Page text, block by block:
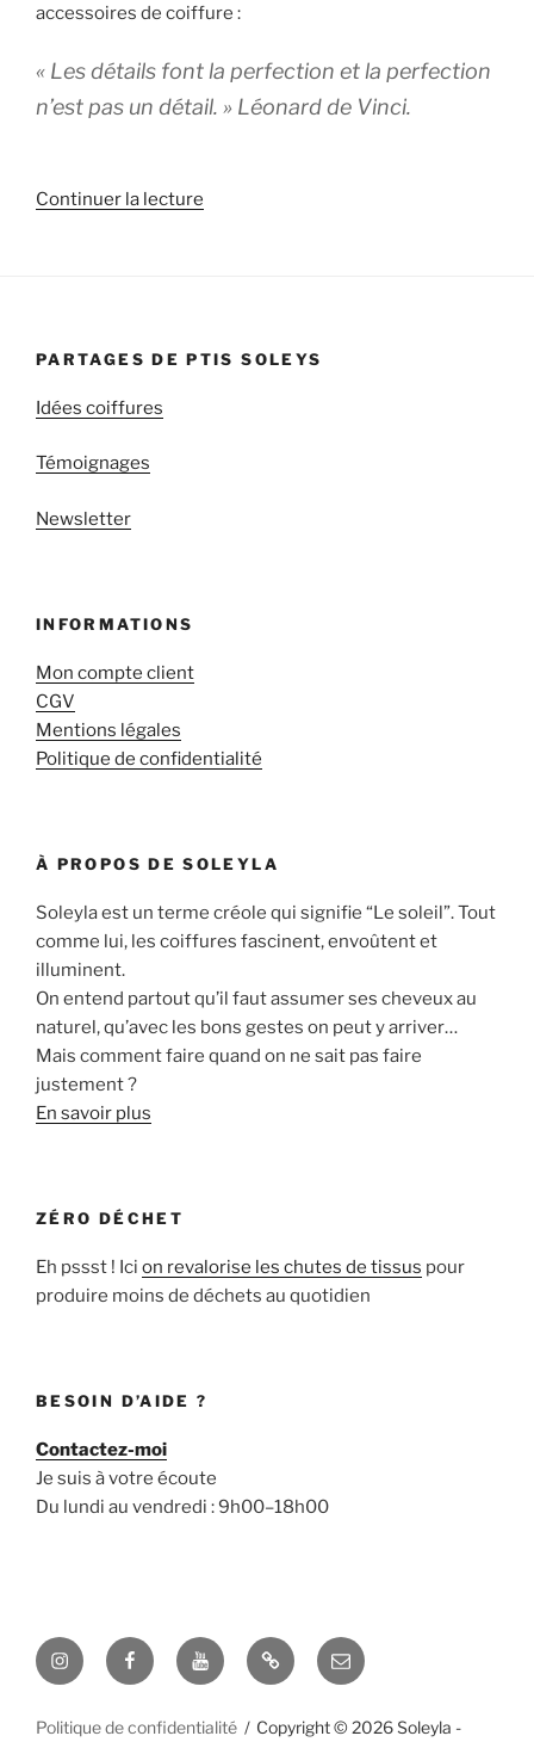
accessoires de coiffure :
« Les détails font la perfection et la perfection
n’est pas un détail. » Léonard de Vinci.
Continuer la lecture
PARTAGES DE PTIS SOLEYS
Idées coiffures
Témoignages
Newsletter
INFORMATIONS
Mon compte client
CGV
Mentions légales
Politique de confidentialité
À PROPOS DE SOLEYLA
Soleyla est un terme créole qui signifie “Le soleil”. Tout
comme lui, les coiffures fascinent, envoûtent et
illuminent.
On entend partout qu’il faut assumer ses cheveux au
naturel, qu’avec les bons gestes on peut y arriver…
Mais comment faire quand on ne sait pas faire
justement ?
En savoir plus
ZÉRO DÉCHET
Eh pssst ! Ici on revalorise les chutes de tissus pour
produire moins de déchets au quotidien
BESOIN D’AIDE ?
Contactez-moi
Je suis à votre écoute
Du lundi au vendredi : 9h00–18h00
InstagramFacebookYouTubePinterestE-
mail
Politique de confidentialité Copyright © 2026 Soleyla -